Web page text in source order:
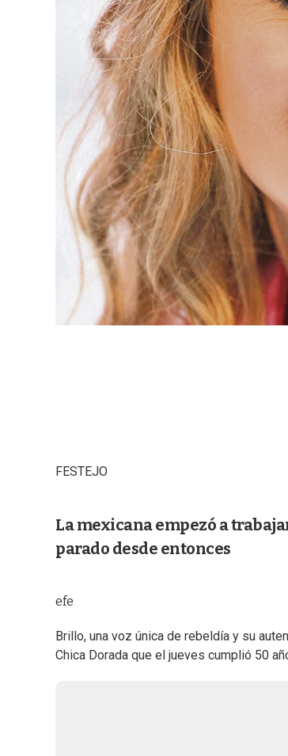
FESTEJO
La mexicana empezó a
parado desde entonces
efe
Brillo, una voz única de rebeldía y su
Chica Dorada que el jueves cumplió 50